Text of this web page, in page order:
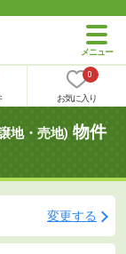
0
お気に入り
地・売地) 物件
変更する